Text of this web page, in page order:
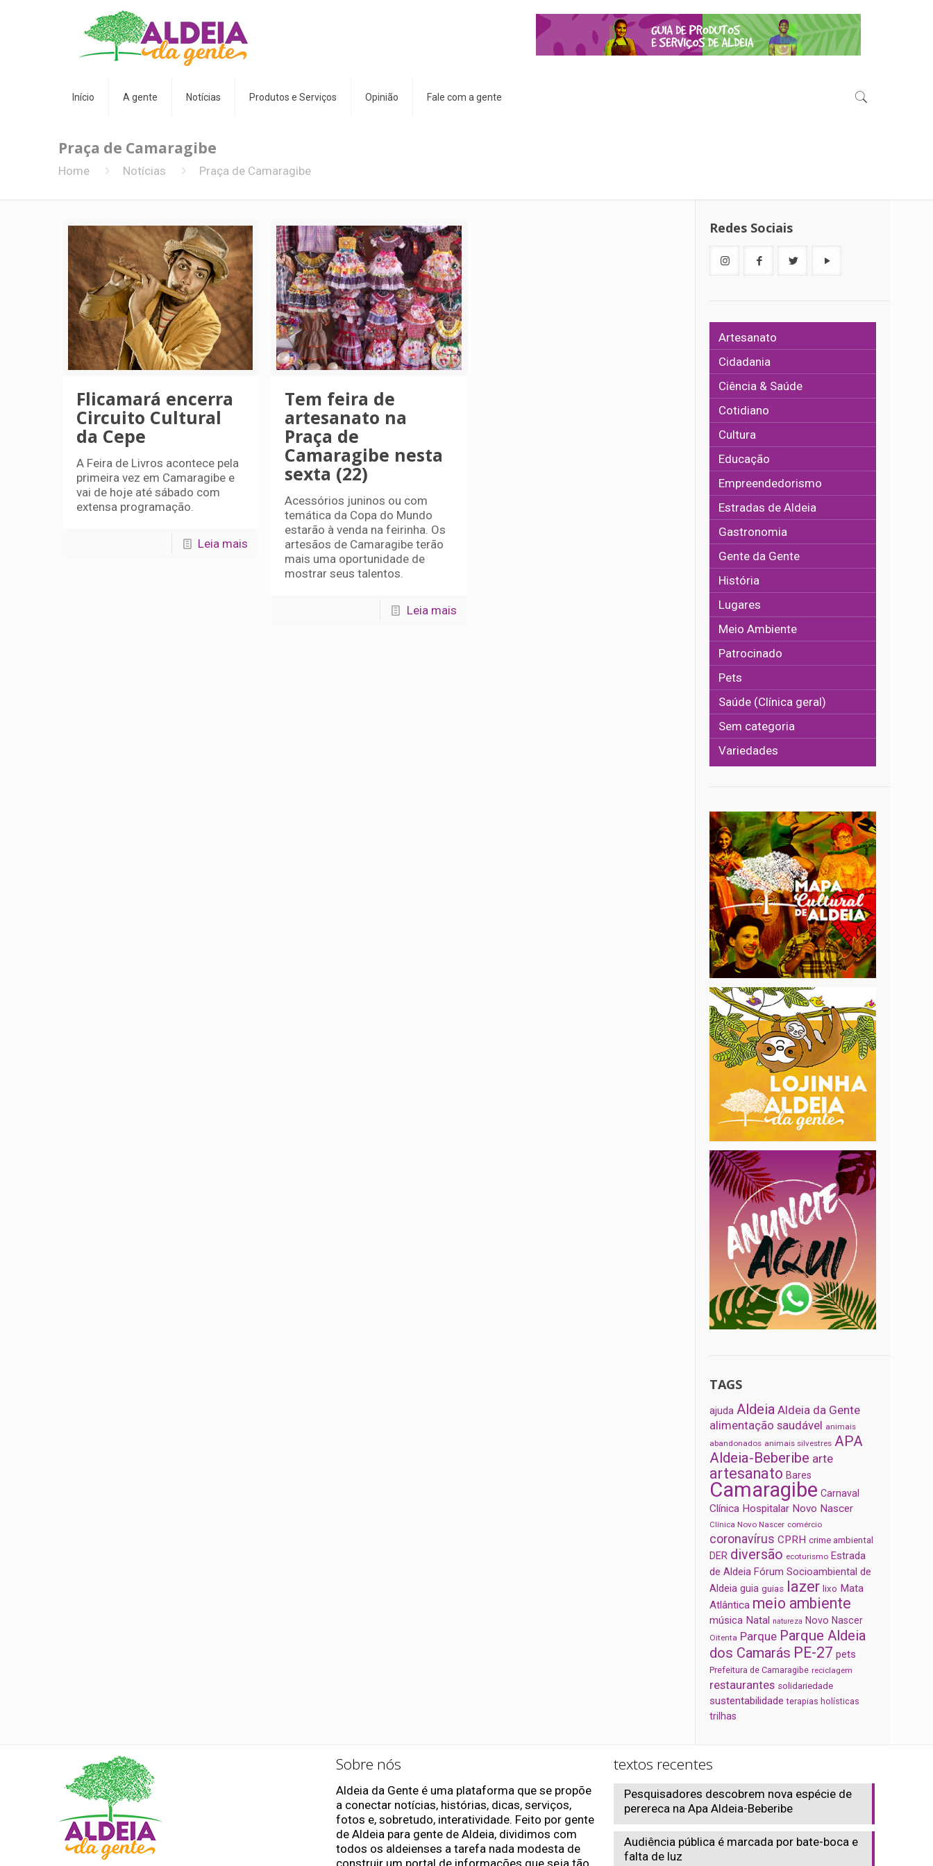
Início A gente Notícias Produtos e Serviços Opinião Fale com a gente
Praça de Camaragibe
Home Notícias Praça de Camaragibe
Flicamará encerra
Circuito Cultural
da Cepe
A Feira de Livros acontece pela
primeira vez em Camaragibe e
vai de hoje até sábado com
extensa programação.
Leia mais
Tem feira de
artesanato na
Praça de
Camaragibe nesta
sexta (22)
Acessórios juninos ou com
temática da Copa do Mundo
estarão à venda na feirinha. Os
artesãos de Camaragibe terão
mais uma oportunidade de
mostrar seus talentos.
Leia mais
Redes Sociais
Artesanato
Cidadania
Ciência & Saúde
Cotidiano
Cultura
Educação
Empreendedorismo
Estradas de Aldeia
Gastronomia
Gente da Gente
História
Lugares
Meio Ambiente
Patrocinado
Pets
Saúde (Clínica geral)
Sem categoria
Variedades
TAGS
ajuda Aldeia Aldeia da Gente
alimentação saudável animais
abandonados animais silvestres APA
Aldeia-Beberibe arte
artesanato Bares
Camaragibe Carnaval
Clínica Hospitalar Novo Nascer
Clínica Novo Nascer comércio
coronavírus CPRH crime ambiental
DER diversão ecoturismo Estrada
de Aldeia Fórum Socioambiental de
Aldeia guia guias lazer lixo Mata
Atlântica meio ambiente
música Natal natureza Novo Nascer
Oitenta Parque Parque Aldeia
dos Camarás PE-27 pets
Prefeitura de Camaragibe reciclagem
restaurantes solidariedade
sustentabilidade terapias holísticas
trilhas
Sobre nós
Aldeia da Gente é uma plataforma que se propõe
a conectar notícias, histórias, dicas, serviços,
fotos e, sobretudo, interatividade. Feito por gente
de Aldeia para gente de Aldeia, dividimos com
todos os aldeienses a tarefa nada modesta de
construir um portal de informações que seja tão
textos recentes
Pesquisadores descobrem nova espécie de
perereca na Apa Aldeia-Beberibe
Audiência pública é marcada por bate-boca e
falta de luz